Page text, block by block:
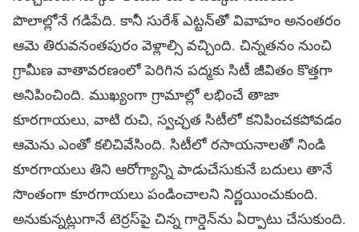
పొలాల్లోనే గడిపేది. కానీ సురేశ్‌ ఎట్టన్‌తో వివాహం అనంతరం
ఆమె తిరువనంతపురం వెళ్లాల్సి వచ్చింది. చిన్నతనం నుంచి
గ్రామీణ వాతావరణంలో పెరిగిన పద్మకు సిటీ జీవితం కొత్తగా
అనిపించింది. ముఖ్యంగా గ్రామాల్లో లభించే తాజా
కూరగాయలు, వాటి రుచి, స్వచ్ఛత సిటీలో కనిపించకపోవడం
ఆమెను ఎంతో కలిచివేసింది. సిటీలో రసాయనాలతో నిండి
కూరగాయలు తిని ఆరోగ్యాన్ని పాడుచేసుకునే బదులు తానే
సొంతంగా కూరగాయలు పండించాలని నిర్ణయించుకుంది.
అనుకున్నట్లుగానే టెర్రస్‌పై చిన్న గార్డెన్‌ను ఏర్పాటు చేసుకుంది.